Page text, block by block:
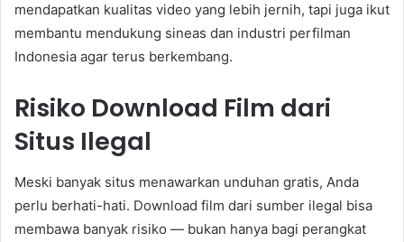
mendapatkan kualitas video yang lebih jernih, tapi juga ikut
membantu mendukung sineas dan industri perfilman
Indonesia agar terus berkembang.
Risiko Download Film dari
Situs Ilegal
Meski banyak situs menawarkan unduhan gratis, Anda
perlu berhati-hati. Download film dari sumber ilegal bisa
membawa banyak risiko — bukan hanya bagi perangkat